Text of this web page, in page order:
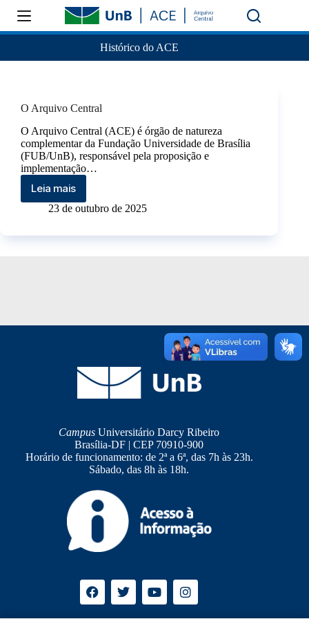
Histórico do ACE
O Arquivo Central
O Arquivo Central (ACE) é órgão de natureza
complementar da Fundação Universidade de Brasília
(FUB/UnB), responsável pela proposição e
implementação…
Leia mais
23 de outubro de 2025
Campus Universitário Darcy Ribeiro
Brasília-DF | CEP 70910-900
Horário de funcionamento: de 2ª a 6ª, das 7h às 23h.
Sábado, das 8h às 18h.